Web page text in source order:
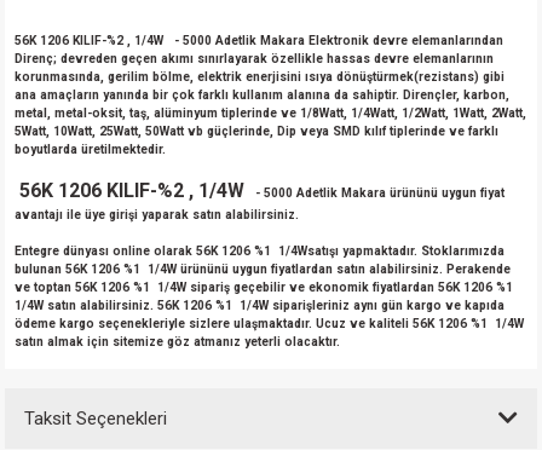
56K 1206 KILIF-%2 , 1/4W
- 5000 Adetlik Makara Elektronik devre elemanlarından
Direnç; devreden geçen akımı sınırlayarak özellikle hassas devre elemanlarının
korunmasında, gerilim bölme, elektrik enerjisini ısıya dönüştürmek(rezistans) gibi
ana amaçların yanında bir çok farklı kullanım alanına da sahiptir. Dirençler, karbon,
metal, metal-oksit, taş, alüminyum tiplerinde ve 1/8Watt, 1/4Watt, 1/2Watt, 1Watt, 2Watt,
5Watt, 10Watt, 25Watt, 50Watt vb güçlerinde, Dip veya SMD kılıf tiplerinde ve farklı
boyutlarda üretilmektedir.
56K 1206 KILIF-%2 , 1/4W
- 5000 Adetlik Makara ürününü uygun fiyat
avantajı ile üye girişi yaparak satın alabilirsiniz.
Entegre dünyası online olarak 56K 1206 %1 1/4Wsatışı yapmaktadır. Stoklarımızda
bulunan 56K 1206 %1 1/4W ürününü uygun fiyatlardan satın alabilirsiniz. Perakende
ve toptan 56K 1206 %1 1/4W sipariş geçebilir ve ekonomik fiyatlardan 56K 1206 %1
1/4W satın alabilirsiniz. 56K 1206 %1 1/4W siparişleriniz aynı gün kargo ve kapıda
ödeme kargo seçenekleriyle sizlere ulaşmaktadır. Ucuz ve kaliteli 56K 1206 %1 1/4W
satın almak için sitemize göz atmanız yeterli olacaktır.
Taksit Seçenekleri